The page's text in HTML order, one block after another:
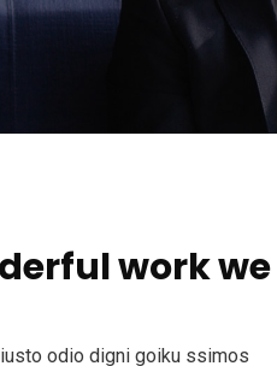
work we
odio digni goiku ssimos